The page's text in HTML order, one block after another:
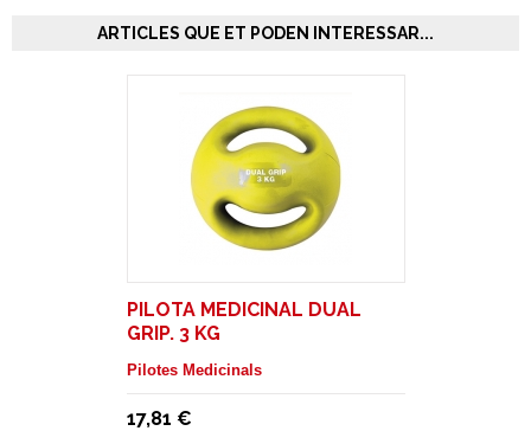
ARTICLES QUE ET PODEN INTERESSAR...
PILOTA MEDICINAL DUAL
GRIP. 3 KG
Pilotes Medicinals
17,81 €